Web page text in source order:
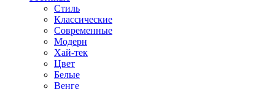
Стиль
Классические
Современные
Модерн
Хай-тек
Цвет
Белые
Венге